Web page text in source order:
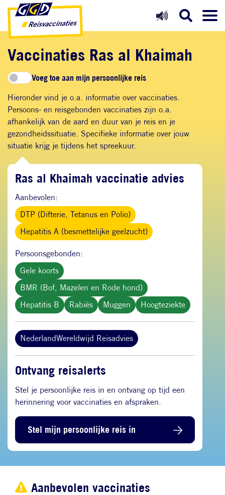
Direct naar inhoud
Direct naar hoofdnavigatie
Direct naar zoekfunctie
Vaccinaties Ras al Khaimah
Voeg toe aan mijn persoonlijke reis
Hieronder vind je o.a. informatie over vaccinaties.
Persoons- en reisgebonden vaccinaties zijn o.a.
afhankelijk van de aard en duur van je reis en je
gezondheidssituatie. Specifieke informatie over jouw
situatie krijg je tijdens het spreekuur.
Ras al Khaimah vaccinatie advies
Aanbevolen:
DTP (Difterie, Tetanus en Polio)
Hepatitis A (besmettelijke geelzucht)
Persoonsgebonden:
Gele koorts
BMR (Bof, Mazelen en Rode hond)
Hepatitis B
Rabiës Muggen Hoogteziekte
NederlandWereldwijd Reisadvies
Ontvang reisalerts
Stel je persoonlijke reis in en ontvang op tijd een
herinnering voor vaccinaties en afspraken.
Stel mijn persoonlijke reis in
Aanbevolen vaccinaties